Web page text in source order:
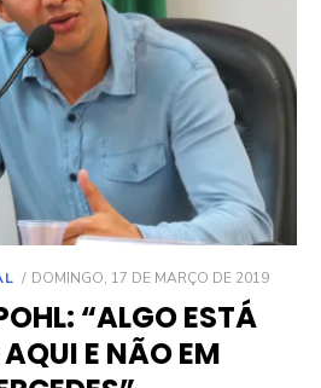
POSTED
DOMINGO, 17 DE MARÇO DE 2019
“ALGO ESTÁ
E NÃO EM